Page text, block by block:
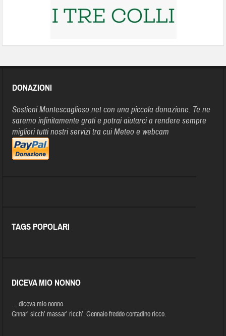
DONAZIONI
Sostieni Montescaglioso.net con una piccola donazione. Te ne
saremo infinitamente grati e potrai aiutarci a rendere sempre
migliori tutti nostri servizi tra cui Meteo e webcam
TAGS POPOLARI
DICEVA MIO NONNO
… diceva mio nonno
Gnnar’ sicch’ massar’ ricch’. Gennaio freddo contadino ricco.